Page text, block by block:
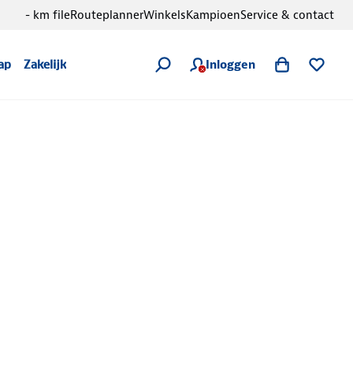
Zakelijk Inloggen
- km fileRouteplannerWinkelsKampioenService & contact